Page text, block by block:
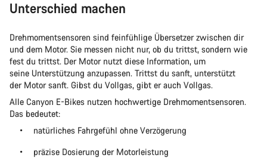
Unterschied machen
Drehmomentsensoren sind feinfühlige Übersetzer zwischen dir
und dem Motor. Sie messen nicht nur, ob du trittst, sondern wie
fest du trittst. Der Motor nutzt diese Information, um
seine Unterstützung anzupassen. Trittst du sanft, unterstützt
der Motor sanft. Gibst du Vollgas, gibt er auch Vollgas.
Alle Canyon E-Bikes nutzen hochwertige Drehmomentsensoren.
Das bedeutet:
natürliches Fahrgefühl ohne Verzögerung
präzise Dosierung der Motorleistung